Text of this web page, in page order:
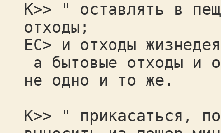
К>> " оставлять в
отходы;
ЕС> и отходы
а бытовые отходы и
не одно и то же.
К>> " прикасаться,